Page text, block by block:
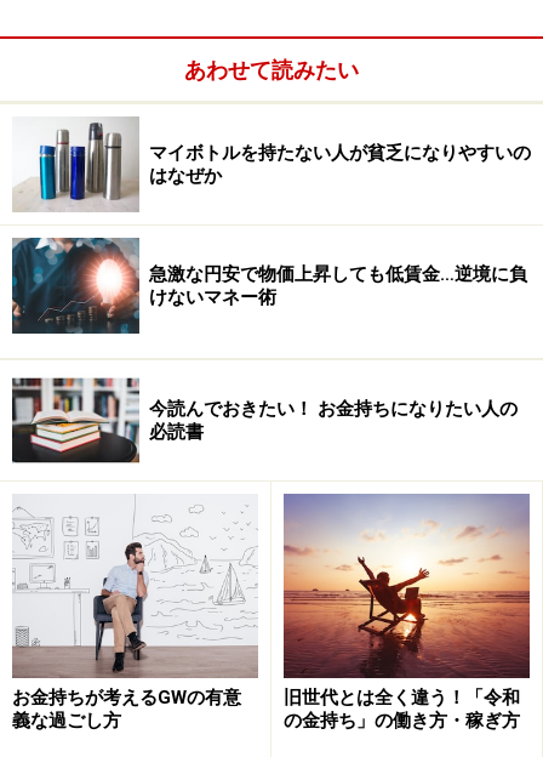
そのため、人の目に触れやすいものや、自尊心を満足さ
せてくれるものにお金を使いがちです。飲食費、被服
費、住居費の割合が高いのもこのタイプです。だから、
年収が1000万円あっても、貯金はほとんどない、という
ことが起こります。
3つ目は、「あるものは食べ尽くす」という動物が持っ
ている本能を、理性で抑えられないことです。草食動物
で食べ、食べ尽くしたら飢えるか別の場所に移動しま
す。
彼らには、「これは小さな芽だから食べないで育つまで
待とう」「食べ尽くすと将来飢えてしまうから残してお
こう」という自制心はありせん。そこに生えていて食べ
られるなら全部食べます（もちろん例外はあり、たとえ
ばネコがよくエサを食べ残すのも、飢えに備える本能だ
と言われています）。
人間は理性があるため、安定的に食糧を確保したり、お
金であれば全部使いきらないで将来に備えたりします。
あわせて読みたい
マイボトルを持たない人が貧乏になりやすいの
はなぜか
急激な円安で物価上昇しても低賃金…逆境に負
けないマネー術
今読んでおきたい！ お金持ちになりたい人の
必読書
お金持ちが考えるGWの有意
義な過ごし方
旧世代とは全く違う！「令和
の金持ち」の働き方・稼ぎ方